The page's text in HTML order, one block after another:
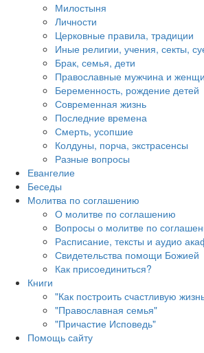
Милостыня
Личности
Церковные правила, традиции
Иные религии, учения, секты,
Брак, семья, дети
Православные мужчина и
Беременность, рождение детей
Современная жизнь
Последние времена
Смерть, усопшие
Колдуны, порча, экстрасенсы
Разные вопросы
Евангелие
Беседы
Молитва по соглашению
О молитве по соглашению
Вопросы о молитве по
Расписание, тексты и аудио
Свидетельства помощи Божией
Как присоединиться?
Книги
"Как построить счастливую
"Православная семья"
"Причастие Исповедь"
Помощь сайту